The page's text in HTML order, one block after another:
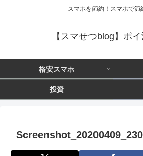
スマホを節約！スマホで節
【スマせつblog】ポ
格安スマホ
投資